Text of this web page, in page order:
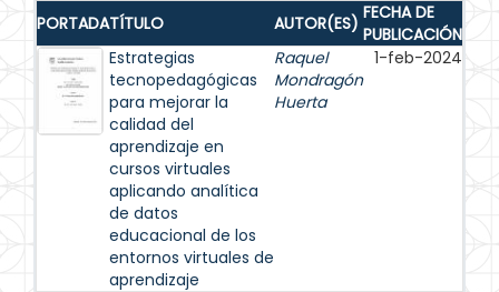
PORTADATÍTULO AUTOR(ES) FECHA DE
PUBLICACIÓN
Estrategias
tecnopedagógicas
para mejorar la
calidad del
aprendizaje en
cursos virtuales
aplicando analítica
de datos
educacional de los
entornos virtuales de
aprendizaje
Raquel
Mondragón
Huerta
1-feb-2024